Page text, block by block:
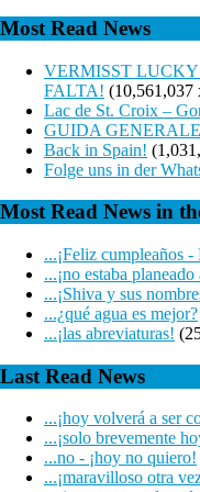
Most Read News
VERMISST
FALTA! (10,561,037
Lac de St. Croix –
GUIDA
Back in Spain!
Folge uns in der
Most Read News in
...¡Feliz cumpleaños
...¡no estaba planeado
...¡Shiva y sus
...¿qué agua es mejor?
...¡las abreviaturas!
Last Read News
...¡hoy volverá a ser
...¡solo brevemente
...no - ¡hoy no quiero!
...¡maravilloso otra